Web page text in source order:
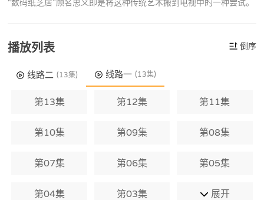
“数码纸芝居”顾名思义即是将这种传统艺术搬到电视中的一种尝试。
播放列表 倒序
线路二 (13集) 线路一 (13集)
第13集 第12集 第11集
第10集 第09集 第08集
第07集 第06集 第05集
第04集 第03集 展开